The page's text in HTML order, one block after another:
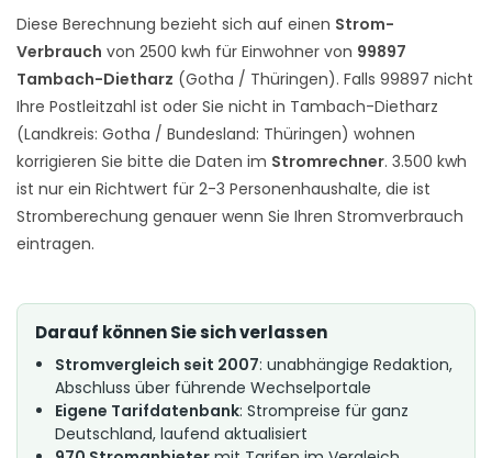
Diese Berechnung bezieht sich auf einen Strom-
Verbrauch von 2500 kwh für Einwohner von 99897
Tambach-Dietharz (Gotha / Thüringen). Falls 99897 nicht
Ihre Postleitzahl ist oder Sie nicht in Tambach-Dietharz
(Landkreis: Gotha / Bundesland: Thüringen) wohnen
korrigieren Sie bitte die Daten im Stromrechner. 3.500 kwh
ist nur ein Richtwert für 2-3 Personenhaushalte, die ist
Stromberechung genauer wenn Sie Ihren Stromverbrauch
eintragen.
Darauf können Sie sich verlassen
Stromvergleich seit 2007: unabhängige Redaktion,
Abschluss über führende Wechselportale
Eigene Tarifdatenbank: Strompreise für ganz
Deutschland, laufend aktualisiert